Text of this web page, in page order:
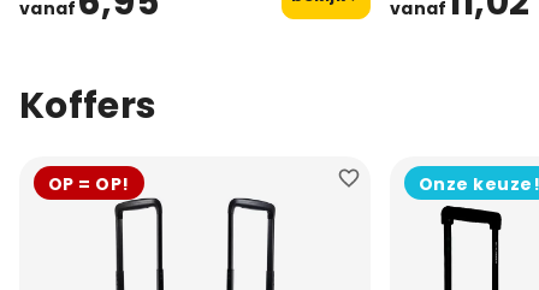
vanaf vanaf
Koffers
OP = OP! Onze